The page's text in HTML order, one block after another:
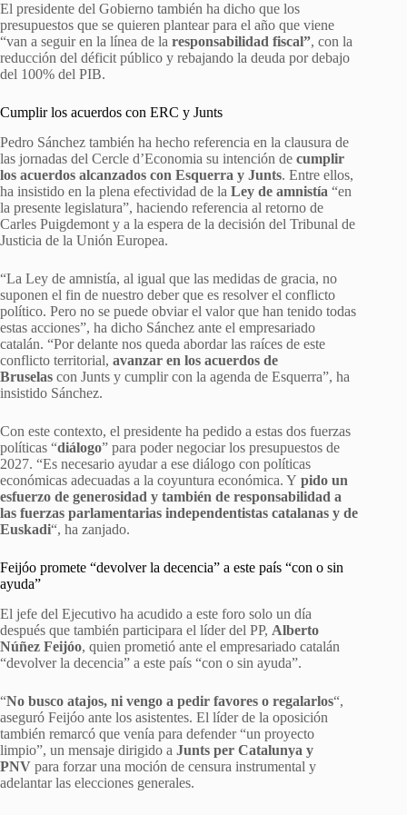
El presidente del Gobierno también ha dicho que los
presupuestos que se quieren plantear para el año que viene
“van a seguir en la línea de la responsabilidad fiscal”, con la
reducción del déficit público y rebajando la deuda por debajo
del 100% del PIB.
Cumplir los acuerdos con ERC y Junts
Pedro Sánchez también ha hecho referencia en la clausura de
las jornadas del Cercle d’Economia su intención de cumplir
los acuerdos alcanzados con Esquerra y Junts. Entre ellos,
ha insistido en la plena efectividad de la Ley de amnistía “en
la presente legislatura”, haciendo referencia al retorno de
Carles Puigdemont y a la espera de la decisión del Tribunal de
Justicia de la Unión Europea.
“La Ley de amnistía, al igual que las medidas de gracia, no
suponen el fin de nuestro deber que es resolver el conflicto
político. Pero no se puede obviar el valor que han tenido todas
estas acciones”, ha dicho Sánchez ante el empresariado
catalán. “Por delante nos queda abordar las raíces de este
conflicto territorial, avanzar en los acuerdos de
Bruselas con Junts y cumplir con la agenda de Esquerra”, ha
insistido Sánchez.
Con este contexto, el presidente ha pedido a estas dos fuerzas
políticas “diálogo” para poder negociar los presupuestos de
2027. “Es necesario ayudar a ese diálogo con políticas
económicas adecuadas a la coyuntura económica. Y pido un
esfuerzo de generosidad y también de responsabilidad a
las fuerzas parlamentarias independentistas catalanas y de
Euskadi“, ha zanjado.
Feijóo promete “devolver la decencia” a este país “con o sin
ayuda”
El jefe del Ejecutivo ha acudido a este foro solo un día
después que también participara el líder del PP, Alberto
Núñez Feijóo, quien prometió ante el empresariado catalán
“devolver la decencia” a este país “con o sin ayuda”.
“No busco atajos, ni vengo a pedir favores o regalarlos“,
aseguró Feijóo ante los asistentes. El líder de la oposición
también remarcó que venía para defender “un proyecto
limpio”, un mensaje dirigido a Junts per Catalunya y
PNV para forzar una moción de censura instrumental y
adelantar las elecciones generales.